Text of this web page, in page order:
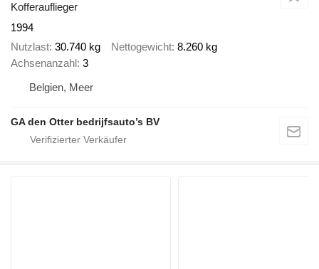
Kofferauflieger
1994
Nutzlast 30.740 kg Nettogewicht 8.260 kg
Achsenanzahl 3
Belgien, Meer
GA den Otter bedrijfsauto’s BV